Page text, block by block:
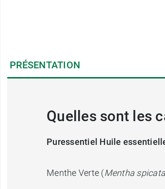
PRÉSENTATION
Quelles sont les
Puressentiel Huile
Menthe Verte (Mentha spicata